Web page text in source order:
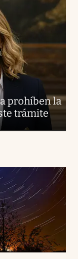
prohíben la
trámite